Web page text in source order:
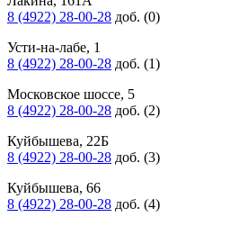
8 (4922) 28-00-28 доб. (0)
Усти-на-лабе, 1
8 (4922) 28-00-28 доб. (1)
Московское шоссе, 5
8 (4922) 28-00-28 доб. (2)
Куйбышева, 22Б
8 (4922) 28-00-28 доб. (3)
Куйбышева, 66
8 (4922) 28-00-28 доб. (4)